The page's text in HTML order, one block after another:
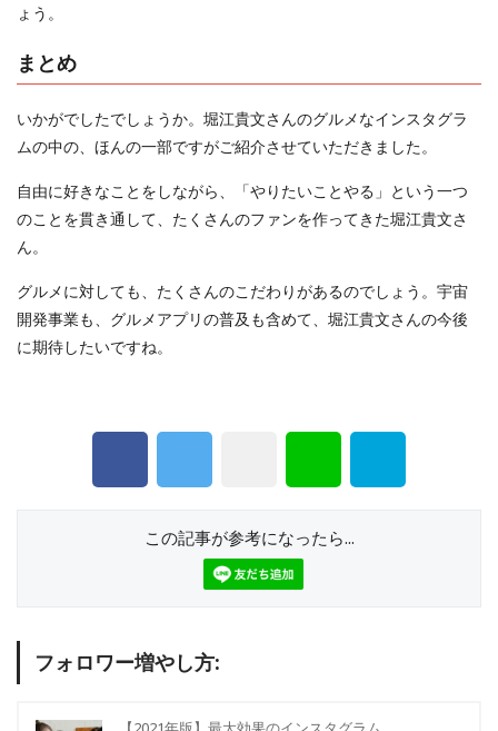
ょう。
まとめ
いかがでしたでしょうか。堀江貴文さんのグルメなインスタグラ
ムの中の、ほんの一部ですがご紹介させていただきました。
自由に好きなことをしながら、「やりたいことやる」という一つ
のことを貫き通して、たくさんのファンを作ってきた堀江貴文さ
ん。
グルメに対しても、たくさんのこだわりがあるのでしょう。宇宙
開発事業も、グルメアプリの普及も含めて、堀江貴文さんの今後
に期待したいですね。
この記事が参考になったら...
フォロワー増やし方: